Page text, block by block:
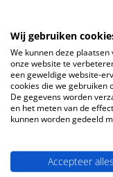
Beschrijving
Origineel
Heta Scan-Line
Eigenschappen
Wij gebruiken
We kunnen deze
onze website te
een geweldige website-
cookies die we gebruiken
De gegevens worden
en het meten van de
kunnen worden gedeeld
Accepteer alles